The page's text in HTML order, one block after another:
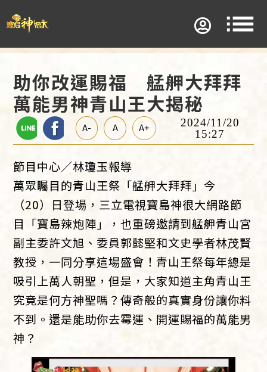
助你改運賜福 艋舺大拜拜
萬能男神青山王大揭秘
A- A A+
2024/11/20
15:27
節目中心／林瓊玉報導
萬眾矚目的青山王祭「艋舺大拜拜」今
（20）日登場，三立電視寶島神很大網路節
目「寶島辣炮陣」，也重磅邀請到艋舺青山宮
副主委許文旭、委員郭懿堅和文史學者林茂賢
教授，一同分享這場盛會！青山王祭每年總是
吸引上萬人朝聖，但是，大家知道主角青山王
究竟是何方神聖嗎？傳奇般的真實身份讓你料
不到。還是能助你去霉運、開運賜福的萬能男
神？